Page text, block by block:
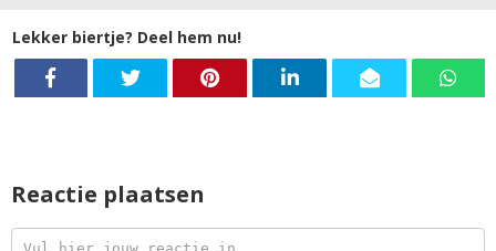
Lekker biertje? Deel hem nu!
Reactie plaatsen